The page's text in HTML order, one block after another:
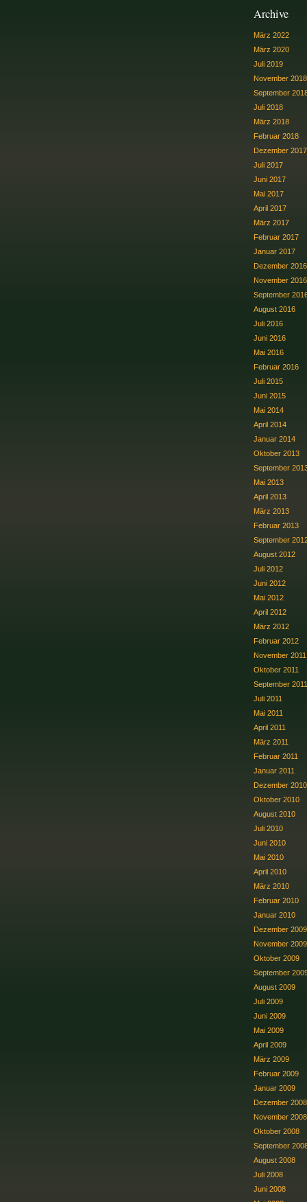
Archive
März 2022
März 2020
Juli 2019
November 2018
September
Juli 2018
März 2018
Februar 2018
Dezember 2017
Juli 2017
Juni 2017
Mai 2017
April 2017
März 2017
Februar 2017
Januar 2017
Dezember 2016
November 2016
September
August 2016
Juli 2016
Juni 2016
Mai 2016
Februar 2016
Juli 2015
Juni 2015
Mai 2014
April 2014
Januar 2014
Oktober 2013
September
Mai 2013
April 2013
März 2013
Februar 2013
September
August 2012
Juli 2012
Juni 2012
Mai 2012
April 2012
März 2012
Februar 2012
November 2011
Oktober 2011
September 2011
Juli 2011
Mai 2011
April 2011
März 2011
Februar 2011
Januar 2011
Dezember 2010
Oktober 2010
August 2010
Juli 2010
Juni 2010
Mai 2010
April 2010
März 2010
Februar 2010
Januar 2010
Dezember 2009
November 2009
Oktober 2009
September
August 2009
Juli 2009
Juni 2009
Mai 2009
April 2009
März 2009
Februar 2009
Januar 2009
Dezember 2008
November 2008
Oktober 2008
September
August 2008
Juli 2008
Juni 2008